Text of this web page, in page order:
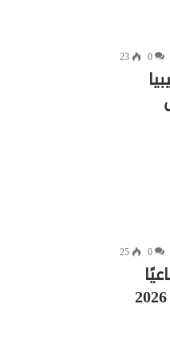
0
23
0
25